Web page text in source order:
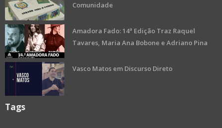
Comunidade
Amadora Fado: 14ª Edição Traz Raquel
Tavares, Maria Ana Bobone e Adriano Pina
Vasco Matos em Discurso Direto
Tags